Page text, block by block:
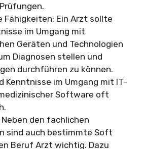
Fähigkeiten: Ein Arzt sollte
im Umgang mit
Geräten und Technologien
Diagnosen stellen und
durchführen zu können.
Kenntnisse im Umgang mit IT-
Software oft
den fachlichen
sind auch bestimmte Soft
Beruf Arzt wichtig. Dazu